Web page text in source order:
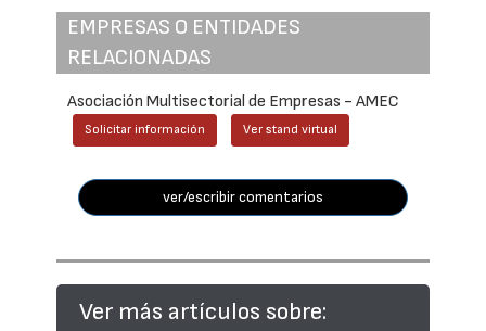
EMPRESAS O ENTIDADES
RELACIONADAS
Asociación Multisectorial de Empresas - AMEC
Solicitar información Ver stand virtual
ver/escribir comentarios
Ver más artículos sobre: